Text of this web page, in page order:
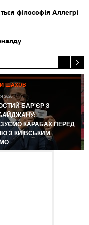
філософія Аллегрі
ШАХОВ
2026
БАР'ЄР З
КАРАБАХ ПЕРЕД
З КИЇВСЬКИМ